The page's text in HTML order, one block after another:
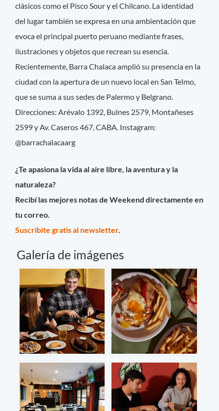
clásicos como el Pisco Sour y el Chilcano. La identidad
del lugar también se expresa en una ambientación que
evoca el principal puerto peruano mediante frases,
ilustraciones y objetos que recrean su esencia.
Recientemente, Barra Chalaca amplió su presencia en la
ciudad con la apertura de un nuevo local en San Telmo,
que se suma a sus sedes de Palermo y Belgrano.
Direcciones: Arévalo 1392, Bulnes 2579, Montañeses
2599 y Av. Caseros 467, CABA. Instagram:
@barrachalacaarg
¿Te apasiona la vida al aire libre, la aventura y la
naturaleza?
Recibí las mejores notas de Weekend directamente en
tu correo.
Suscribite gratis al newsletter.
Galería de imágenes